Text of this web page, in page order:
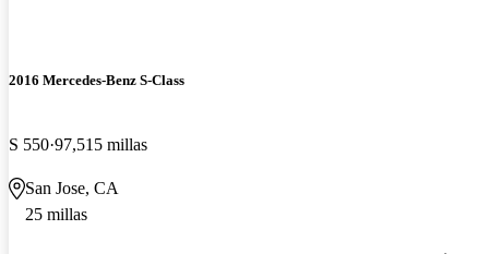
2016 Mercedes-Benz S-Class
S 550 97,515 millas
San Jose, CA
25 millas